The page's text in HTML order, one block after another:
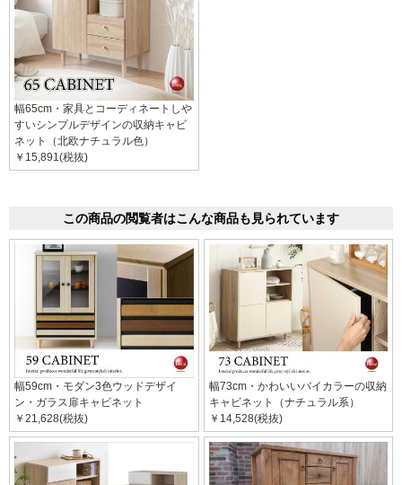
幅65cm・家具とコーディネートしや
すいシンプルデザインの収納キャビ
ネット（北欧ナチュラル色）
￥15,891(税抜)
この商品の閲覧者はこんな商品も見られています
幅59cm・モダン3色ウッドデザイ
ン・ガラス扉キャビネット
￥21,628(税抜)
幅73cm・かわいいバイカラーの収納
キャビネット（ナチュラル系）
￥14,528(税抜)